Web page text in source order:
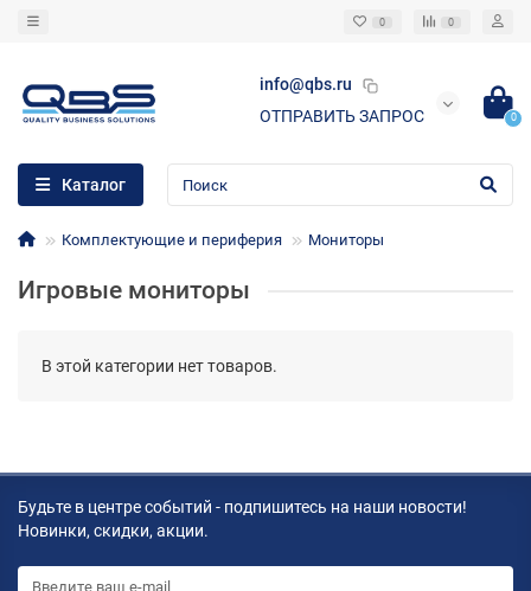
0 0
info@qbs.ru
ОТПРАВИТЬ ЗАПРОС
0
Каталог
Комплектующие и периферия Мониторы
Игровые мониторы
В этой категории нет товаров.
Будьте в центре событий - подпишитесь на наши новости!
Новинки, скидки, акции.